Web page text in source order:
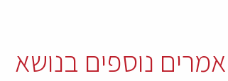
נוספים בנושא